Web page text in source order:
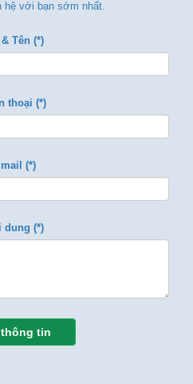
hệ với bạn sớm nhất.
& Tên (*)
thoại (*)
(*)
dung (*)
tin